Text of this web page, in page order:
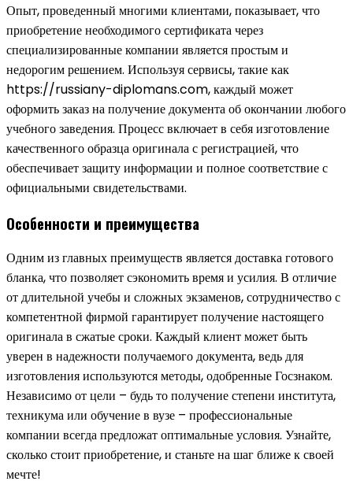
Опыт, проведенный многими клиентами, показывает, что
приобретение необходимого сертификата через
специализированные компании является простым и
недорогим решением. Используя сервисы, такие как
https://russiany-diplomans.com, каждый может
оформить заказ на получение документа об окончании любого
учебного заведения. Процесс включает в себя изготовление
качественного образца оригинала с регистрацией, что
обеспечивает защиту информации и полное соответствие с
официальными свидетельствами.
Особенности и преимущества
Одним из главных преимуществ является доставка готового
бланка, что позволяет сэкономить время и усилия. В отличие
от длительной учебы и сложных экзаменов, сотрудничество с
компетентной фирмой гарантирует получение настоящего
оригинала в сжатые сроки. Каждый клиент может быть
уверен в надежности получаемого документа, ведь для
изготовления используются методы, одобренные Госзнаком.
Независимо от цели – будь то получение степени института,
техникума или обучение в вузе – профессиональные
компании всегда предложат оптимальные условия. Узнайте,
сколько стоит приобретение, и станьте на шаг ближе к своей
мечте!